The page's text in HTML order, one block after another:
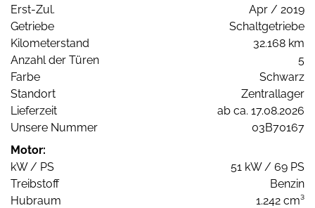
Erst-Zul.
Apr / 2019
Getriebe
Schaltgetriebe
Kilometerstand
32.168 km
Anzahl der Türen
5
Farbe
Schwarz
Standort
Zentrallager
Lieferzeit
ab ca. 17.08.2026
Unsere Nummer
03B70167
Motor:
kW / PS
51 kW / 69 PS
Treibstoff
Benzin
Hubraum
1.242 cm³